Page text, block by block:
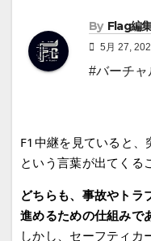
By Flag編
5月 27,
#バーチャ
F1中継を見ていると、
という言葉が出てくる
どちらも、事故やトラ
進めるための仕組みで
しかし、セーフティカ